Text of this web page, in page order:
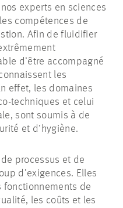
experts en sciences
compétences de
Afin de fluidifier
d’être accompagné
les
effet, les domaines
techniques et celui
sont soumis à de
et d’hygiène.
processus et de
d’exigences. Elles
fonctionnements de
les coûts et les